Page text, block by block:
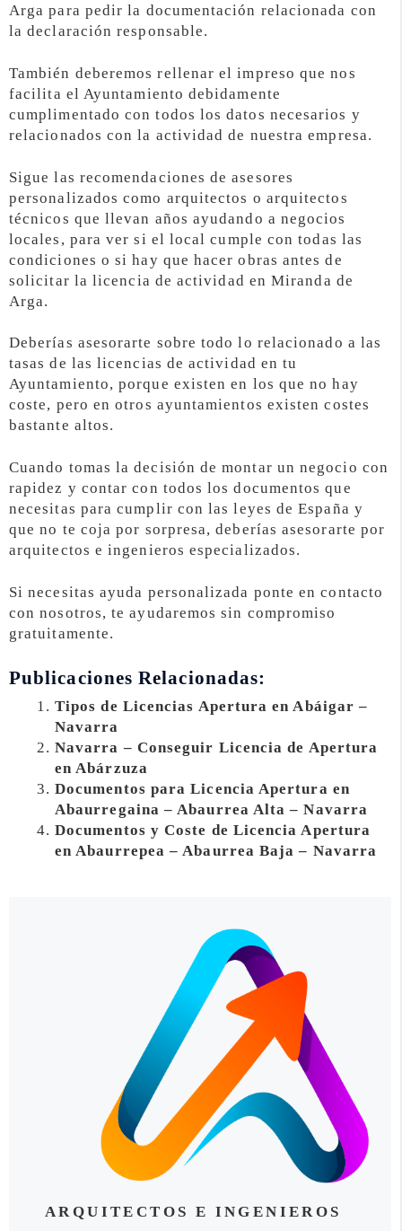
Arga para pedir la documentación relacionada con
la declaración responsable.
También deberemos rellenar el impreso que nos
facilita el Ayuntamiento debidamente
cumplimentado con todos los datos necesarios y
relacionados con la actividad de nuestra empresa.
Sigue las recomendaciones de asesores
personalizados como arquitectos o arquitectos
técnicos que llevan años ayudando a negocios
locales, para ver si el local cumple con todas las
condiciones o si hay que hacer obras antes de
solicitar la licencia de actividad en Miranda de
Arga.
Deberías asesorarte sobre todo lo relacionado a las
tasas de las licencias de actividad en tu
Ayuntamiento, porque existen en los que no hay
coste, pero en otros ayuntamientos existen costes
bastante altos.
Cuando tomas la decisión de montar un negocio con
rapidez y contar con todos los documentos que
necesitas para cumplir con las leyes de España y
que no te coja por sorpresa, deberías asesorarte por
arquitectos e ingenieros especializados.
Si necesitas ayuda personalizada ponte en contacto
con nosotros, te ayudaremos sin compromiso
gratuitamente.
Publicaciones Relacionadas:
Tipos de Licencias Apertura en Abáigar –
Navarra
Navarra – Conseguir Licencia de Apertura
en Abárzuza
Documentos para Licencia Apertura en
Abaurregaina – Abaurrea Alta – Navarra
Documentos y Coste de Licencia Apertura
en Abaurrepea – Abaurrea Baja – Navarra
ARQUITECTOS E INGENIEROS